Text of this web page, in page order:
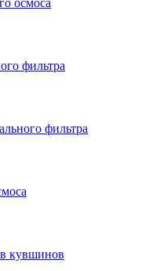
осмоса
фильтра
фильтра
кувшинов